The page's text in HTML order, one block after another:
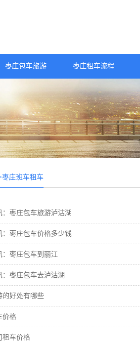
枣庄包车旅游 枣庄租车流程
枣庄班车租车
：枣庄包车旅游泸沽湖
：枣庄包车价格多少钱
：枣庄包车到丽江
：枣庄包车去泸沽湖
的好处有哪些
价格
租车价格